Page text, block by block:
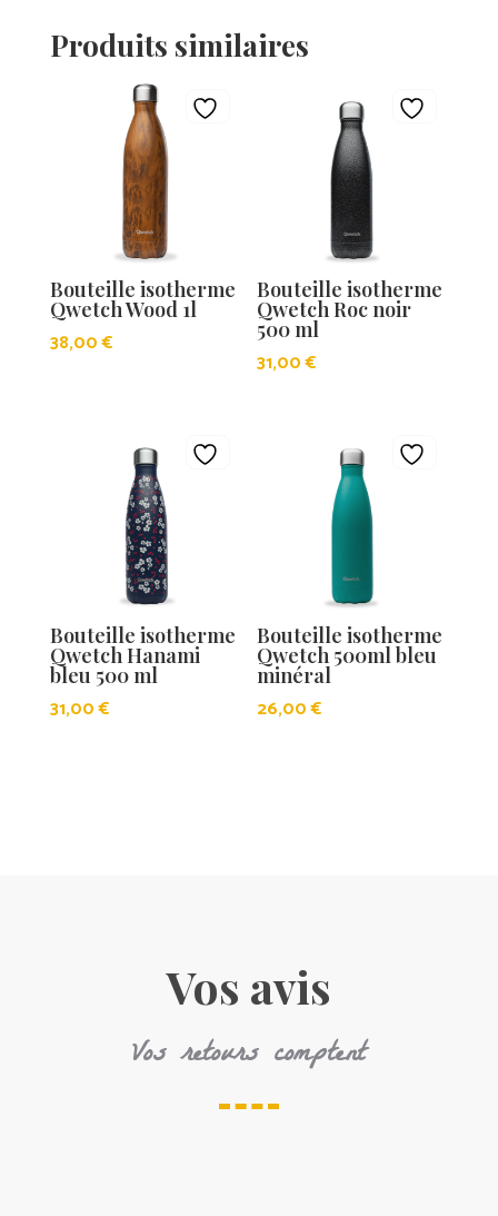
Produits similaires
Bouteille isotherme
Qwetch Wood 1l
38,00€
Bouteille isotherme
Qwetch Roc noir
500 ml
31,00€
Bouteille isotherme
Qwetch Hanami
bleu 500 ml
31,00€
Bouteille isotherme
Qwetch 500ml bleu
minéral
26,00€
Vos avis
Vos retours comptent